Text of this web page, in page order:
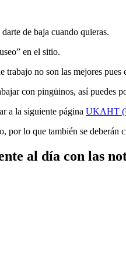
darte de baja cuando quieras.
en el sitio.
no son las mejores
con pingüinos, así puedes
a la siguiente página UKAHT
lo que también se deberán
al día con las